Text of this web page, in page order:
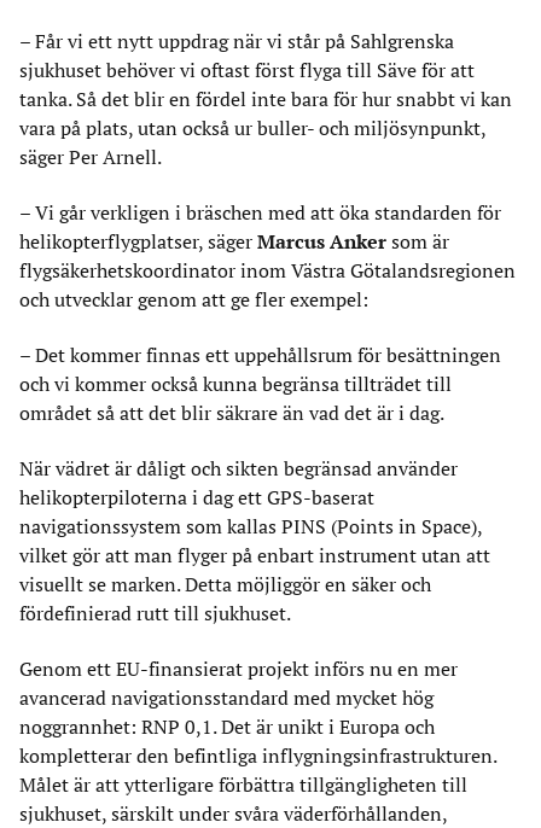
– Får vi ett nytt uppdrag när vi står på Sahlgrenska
sjukhuset behöver vi oftast först flyga till Säve för att
tanka. Så det blir en fördel inte bara för hur snabbt vi kan
vara på plats, utan också ur buller- och miljösynpunkt,
säger Per Arnell.
– Vi går verkligen i bräschen med att öka standarden för
helikopterflygplatser, säger Marcus Anker som är
flygsäkerhetskoordinator inom Västra Götalandsregionen
och utvecklar genom att ge fler exempel:
– Det kommer finnas ett uppehållsrum för besättningen
och vi kommer också kunna begränsa tillträdet till
området så att det blir säkrare än vad det är i dag.
När vädret är dåligt och sikten begränsad använder
helikopterpiloterna i dag ett GPS-baserat
navigationssystem som kallas PINS (Points in Space),
vilket gör att man flyger på enbart instrument utan att
visuellt se marken. Detta möjliggör en säker och
fördefinierad rutt till sjukhuset.
Genom ett EU-finansierat projekt införs nu en mer
avancerad navigationsstandard med mycket hög
noggrannhet: RNP 0,1. Det är unikt i Europa och
kompletterar den befintliga inflygningsinfrastrukturen.
Målet är att ytterligare förbättra tillgängligheten till
sjukhuset, särskilt under svåra väderförhållanden,